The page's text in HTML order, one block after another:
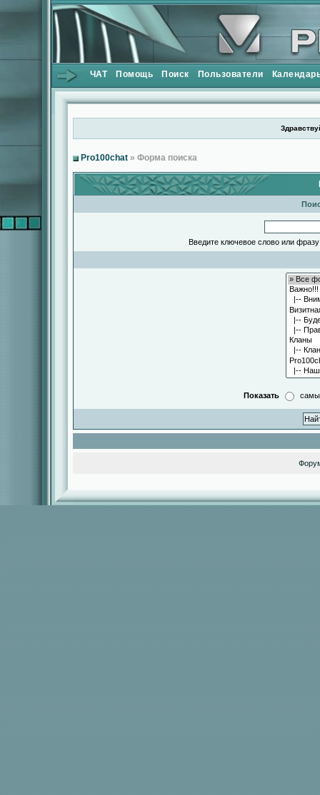
ЧАТ Помощь Поиск Пользователи
Pro100chat » Форма поиска
Введите ключевое слово или
Показать